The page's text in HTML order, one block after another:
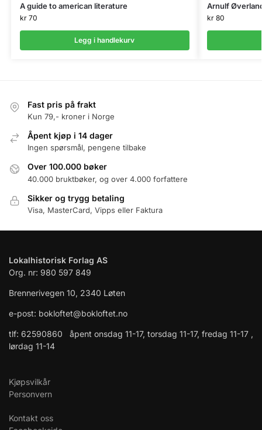
A guide to american literature
kr70
Legg i handlekurv
Arnulf
kr80
Fast pris på frakt
Kun 79,- kroner i Norge
Åpent kjøp i 14 dager
Ingen spørsmål, pengene tilbake
Over 100.000 bøker
40.000 bruktbøker, og over 4.000 forfattere
Sikker og trygg betaling
Visa, MasterCard, Vipps eller Faktura
Lokalhistorisk Forlag AS
Org. nr: 980 597 849
Brennerivegen 10, 2340 Løten
e-post: bokloftet@bokloftet.no
tlf: 62590860 åpent onsdag 11-17, torsdag 11-17, fredag 11-17 ,
lørdag 11-14
Kjøpsvilkår
Personvern
Kontakt oss